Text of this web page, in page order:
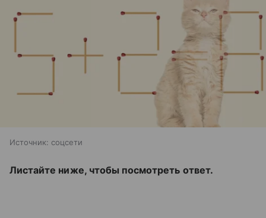
Источник: соцсети
Листайте ниже, чтобы посмотреть ответ.